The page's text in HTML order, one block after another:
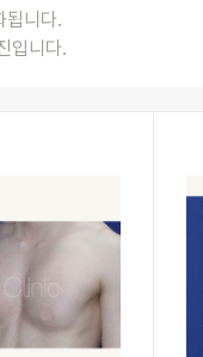
됩니다.
입니다.